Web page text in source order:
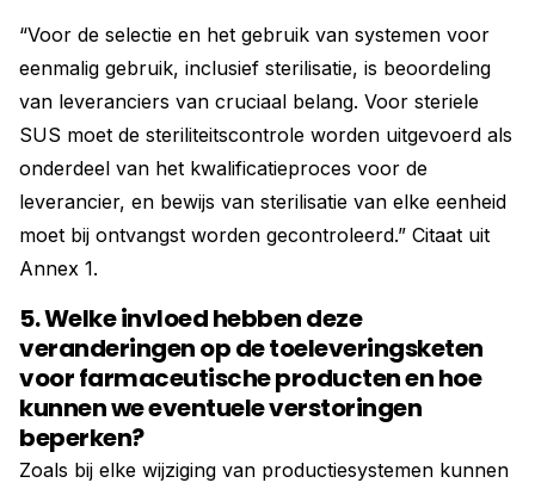
“Voor de selectie en het gebruik van systemen voor
eenmalig gebruik, inclusief sterilisatie, is beoordeling
van leveranciers van cruciaal belang. Voor steriele
SUS moet de steriliteitscontrole worden uitgevoerd als
onderdeel van het kwalificatieproces voor de
leverancier, en bewijs van sterilisatie van elke eenheid
moet bij ontvangst worden gecontroleerd.” Citaat uit
Annex 1.
5. Welke invloed hebben deze
veranderingen op de toeleveringsketen
voor farmaceutische producten en hoe
kunnen we eventuele verstoringen
beperken?
Zoals bij elke wijziging van productiesystemen kunnen